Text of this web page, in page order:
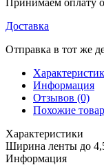
Доставка
Отправка в тот же
Информация
Отзывов (0)
Похожие
Характеристики
Ширина ленты до
Информация